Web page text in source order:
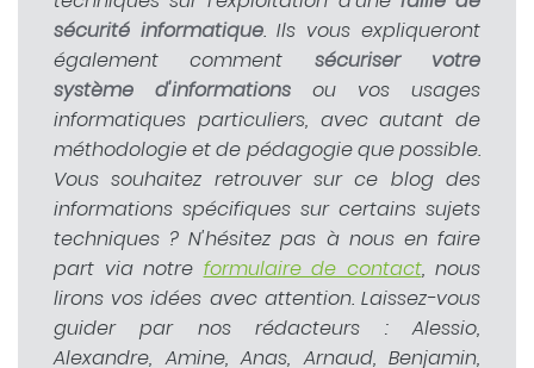
sécurité informatique. Ils vous expliqueront
également comment sécuriser votre
système d'informations ou vos usages
informatiques particuliers, avec autant de
méthodologie et de pédagogie que possible.
Vous souhaitez retrouver sur ce blog des
informations spécifiques sur certains sujets
techniques ? N'hésitez pas à nous en faire
part via notre formulaire de contact, nous
lirons vos idées avec attention. Laissez-vous
guider par nos rédacteurs : Alessio,
Alexandre, Amine, Anas, Arnaud, Benjamin,